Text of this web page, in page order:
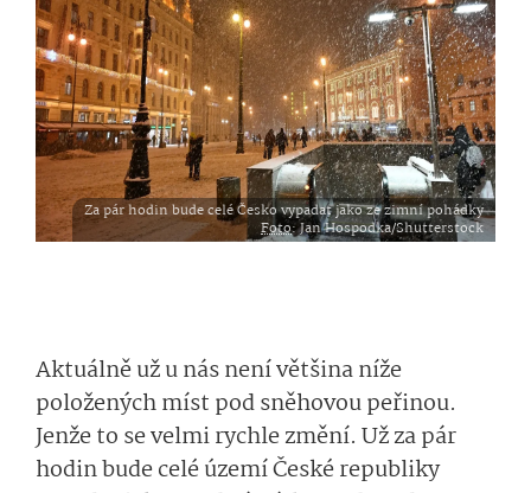
Za pár hodin bude celé Česko vypadat jako ze zimní pohádky
Foto: Jan Hospodka/Shutterstock
Aktuálně už u nás není většina níže
položených míst pod sněhovou peřinou.
Jenže to se velmi rychle změní. Už za pár
hodin bude celé území České republiky